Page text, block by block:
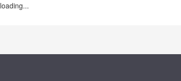
loading...